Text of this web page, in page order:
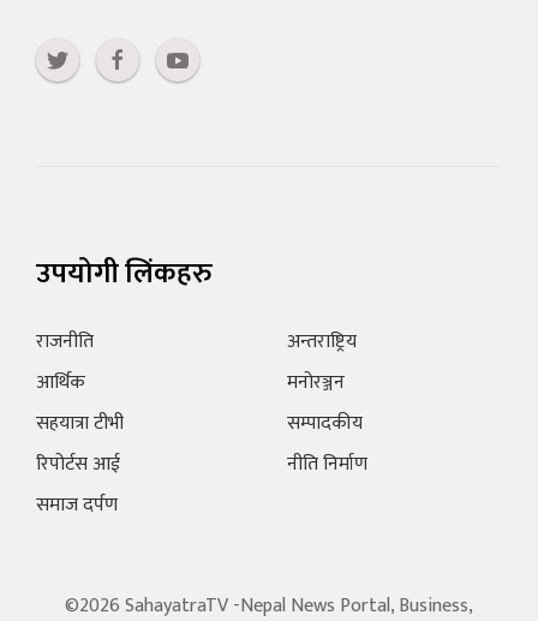
उपयोगी लिंकहरु
राजनीति
आर्थिक
सहयात्रा टीभी
रिपोर्टस आई
समाज दर्पण
अन्तराष्ट्रिय
मनोरञ्जन
सम्पादकीय
नीति निर्माण
©2026 SahayatraTV -Nepal News Portal, Business,